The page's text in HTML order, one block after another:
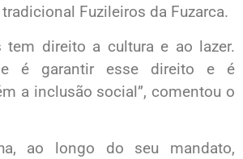
Fuzileiros da Fuzarca.
tem direito a cultura e ao lazer.
é garantir esse direito e é
a inclusão social”, comentou o
ao longo do seu mandato,